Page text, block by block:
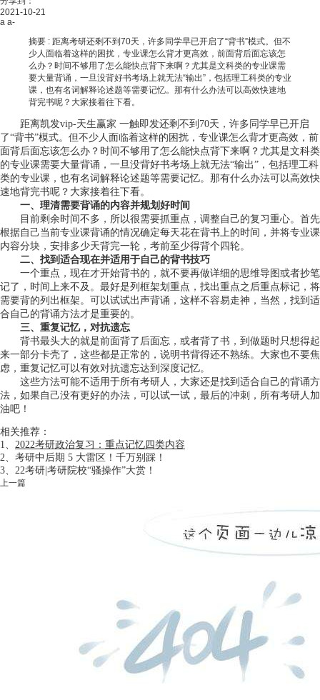
2021-10-21
a a-
摘要 : 距离考研还剩不到70天，许多同学早已开启了“背书”模式。但不
少人面临着这样的困扰，专业课怎么背才更高效，前面背后面忘该怎
么办？时间不够用了怎么能快点背下来啊？尤其是文科类的专业课需
要大量背诵，一旦没背好书考场上就无法“输出”，包括理工科类的专业
课，也有名词解释论述题等需要记忆。那有什么办法可以高效快速地
背完书呢？大家接着往下看。
距离凯发vip-天生赢家 一触即发还剩不到70天，许多同学早已开启
了“背书”模式。但不少人面临着这样的困扰，专业课怎么背才更高效，前
面背后面忘该怎么办？时间不够用了怎么能快点背下来啊？尤其是文科类
的专业课需要大量背诵，一旦没背好书考场上就无法“输出”，包括理工科
类的专业课，也有名词解释论述题等需要记忆。那有什么办法可以高效快
速地背完书呢？大家接着往下看。
一、理清需要背诵的内容并规划好时间
目前剩余时间不多，所以很需要抓重点，调整自己的复习重心。首先
根据自己当前专业课背诵的情况确定每天花在背书上的时间，并将专业课
内容分块，安排多少天背完一轮，考前至少得背个四轮。
二、找到适合现在并适用于自己的背书技巧
一个重点，现在才开始背书的，就不要再做详细的思维导图或者抄笔
记了，时间上来不及。最好是列框架划重点，找出重点之后重点标记，将
需要背的列出框架。可以试试出声背诵，这样不容易走神，当然，找到适
合自己的背诵方法才是重要的。
三、重复记忆，对抗遗忘
背书最头大的就是前面背了后面忘，或者背了书，到做题时只想得起
来一部分卡壳了，这些都是正常的，说明书背得还不熟练。大家也不要焦
虑，重复记忆可以有效对抗遗忘达到深度记忆。
这些方法可能不适用于所有考研人，大家还是找到适合自己的背诵方
法，如果自己没有更好的办法，可以试一试，最后的冲刺，所有考研人加
油吧！
相关推荐：
1、 2022考研政治复习：重点记忆四类内容
2、 考研中后期 5 大雷区！千万别踩！
3、 22考研|考研院校“骚操作”大赏！
上一篇